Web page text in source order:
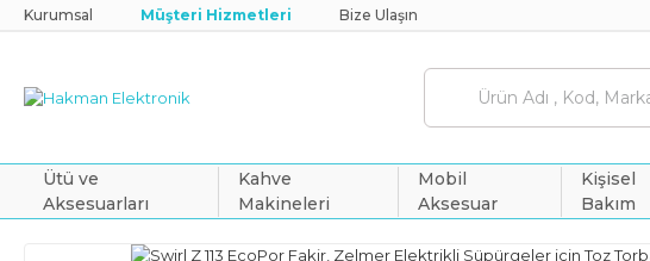
Kurumsal Müşteri Hizmetleri Bize Ulaşın
Ütü ve
Aksesuarları
Kahve
Makineleri
Mobil
Aksesuar
Kişisel
Bakım